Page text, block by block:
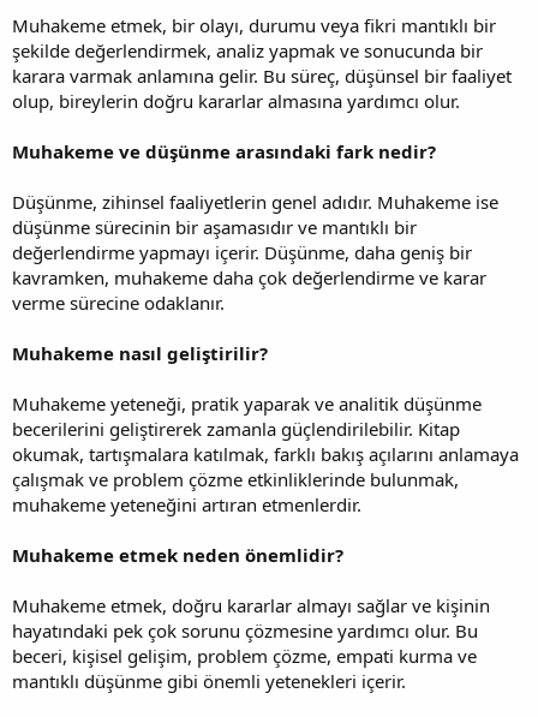
Muhakeme etmek, bir olayı, durumu veya fikri mantıklı bir
şekilde değerlendirmek, analiz yapmak ve sonucunda bir
karara varmak anlamına gelir. Bu süreç, düşünsel bir faaliyet
olup, bireylerin doğru kararlar almasına yardımcı olur.
Muhakeme ve düşünme arasındaki fark nedir?
Düşünme, zihinsel faaliyetlerin genel adıdır. Muhakeme ise
düşünme sürecinin bir aşamasıdır ve mantıklı bir
değerlendirme yapmayı içerir. Düşünme, daha geniş bir
kavramken, muhakeme daha çok değerlendirme ve karar
verme sürecine odaklanır.
Muhakeme nasıl geliştirilir?
Muhakeme yeteneği, pratik yaparak ve analitik düşünme
becerilerini geliştirerek zamanla güçlendirilebilir. Kitap
okumak, tartışmalara katılmak, farklı bakış açılarını anlamaya
çalışmak ve problem çözme etkinliklerinde bulunmak,
muhakeme yeteneğini artıran etmenlerdir.
Muhakeme etmek neden önemlidir?
Muhakeme etmek, doğru kararlar almayı sağlar ve kişinin
hayatındaki pek çok sorunu çözmesine yardımcı olur. Bu
beceri, kişisel gelişim, problem çözme, empati kurma ve
mantıklı düşünme gibi önemli yetenekleri içerir.